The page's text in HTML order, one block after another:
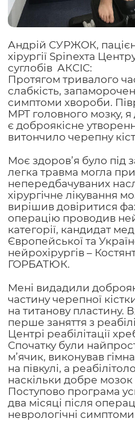
Андрій СУРЖОК,
хірургії Spinexта
суглобів АКСІС:
Протягом тривалого
слабкість,
симптоми хвороби.
МРТ головного мозку,
є доброякісне
витончило черепну
Моє здоров’я було під
легка травма могла
непередбачуваних
хірургічне лікування
вирішив довіритися
операцію проводив
категорії, кандидат
Європейської та
нейрохірургів –
ГОРБАТЮК.
Мені видадили
частину черепної
на титанову пластину.
перше заняття з
Центрі реабілітації
Спочатку були
м’ячик, виконував
на півкулі, а
наскільки добре
Поступово програма
два місяці після
неврологічні